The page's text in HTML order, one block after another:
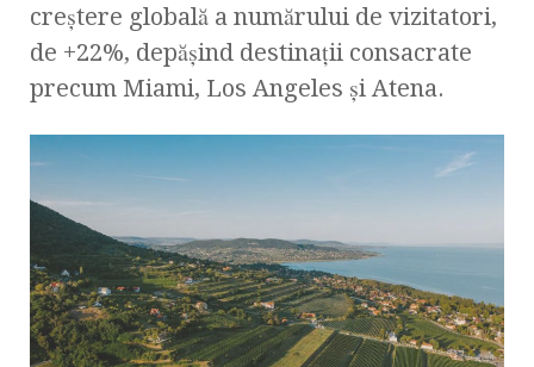
creștere globală a numărului de vizitatori,
de +22%, depășind destinații consacrate
precum Miami, Los Angeles și Atena.